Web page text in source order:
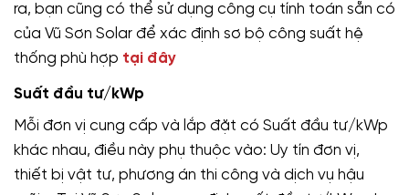
ra, bạn cũng có thể sử dụng công cụ tính toán sẵn có
của Vũ Sơn Solar để xác định sơ bộ công suất hệ
thống phù hợp tại đây
Suất đầu tư/kWp
Mỗi đơn vị cung cấp và lắp đặt có Suất đầu tư/kWp
khác nhau, điều này phụ thuộc vào: Uy tín đơn vị,
thiết bị vật tư, phương án thi công và dịch vụ hậu